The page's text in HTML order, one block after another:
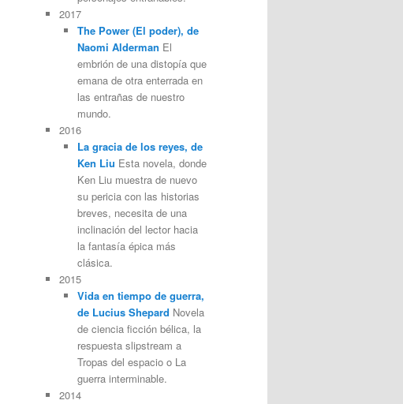
2017
The Power (El poder), de
Naomi Alderman El
embrión de una distopía que
emana de otra enterrada en
las entrañas de nuestro
mundo.
2016
La gracia de los reyes, de
Ken Liu Esta novela, donde
Ken Liu muestra de nuevo
su pericia con las historias
breves, necesita de una
inclinación del lector hacia
la fantasía épica más
clásica.
2015
Vida en tiempo de guerra,
de Lucius Shepard Novela
de ciencia ficción bélica, la
respuesta slipstream a
Tropas del espacio o La
guerra interminable.
2014